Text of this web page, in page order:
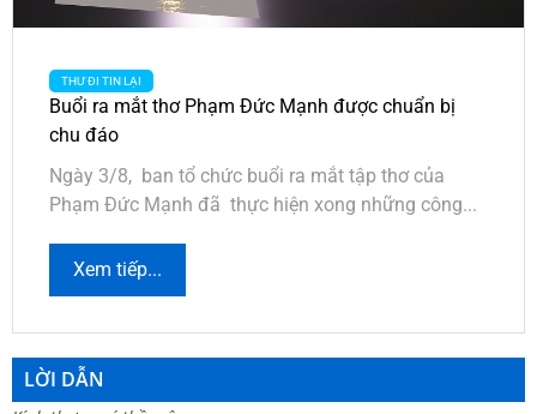
THƯ ĐI TIN LẠI
Buổi ra mắt thơ Phạm Đức Mạnh được chuẩn bị
chu đáo
Ngày 3/8, ban tổ chức buổi ra mắt tập thơ của
Phạm Đức Mạnh đã thực hiện xong những công...
Xem tiếp...
LỜI DẪN